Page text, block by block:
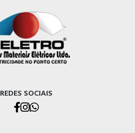
REDES SOCIAIS